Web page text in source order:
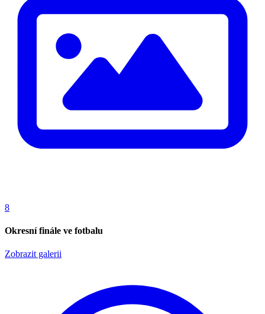
8
Okresní finále ve fotbalu
Zobrazit galerii